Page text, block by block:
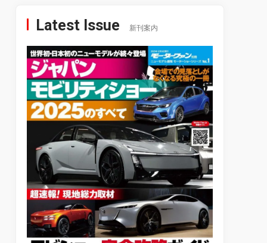
Latest Issue 新刊案内